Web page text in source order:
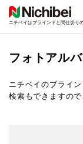
ニチベイはブラインドと間仕切り
フォトアル
ニチベイのブライ
検索もできますの